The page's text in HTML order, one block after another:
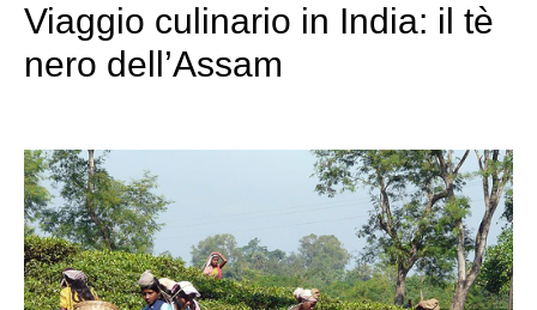
Viaggio culinario in India: il tè
nero dell’Assam